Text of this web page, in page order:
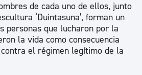
de cada uno de ellos, junto
‘Duintasuna’, forman un
personas que lucharon por la
la vida como consecuencia
el régimen legítimo de la